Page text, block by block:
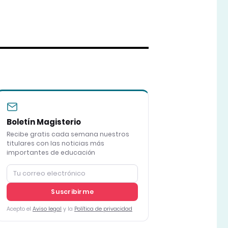
Boletín Magisterio
Recibe gratis cada semana nuestros
titulares con las noticias más
importantes de educación
Suscribirme
Acepto el Aviso legal y la Política de privacidad